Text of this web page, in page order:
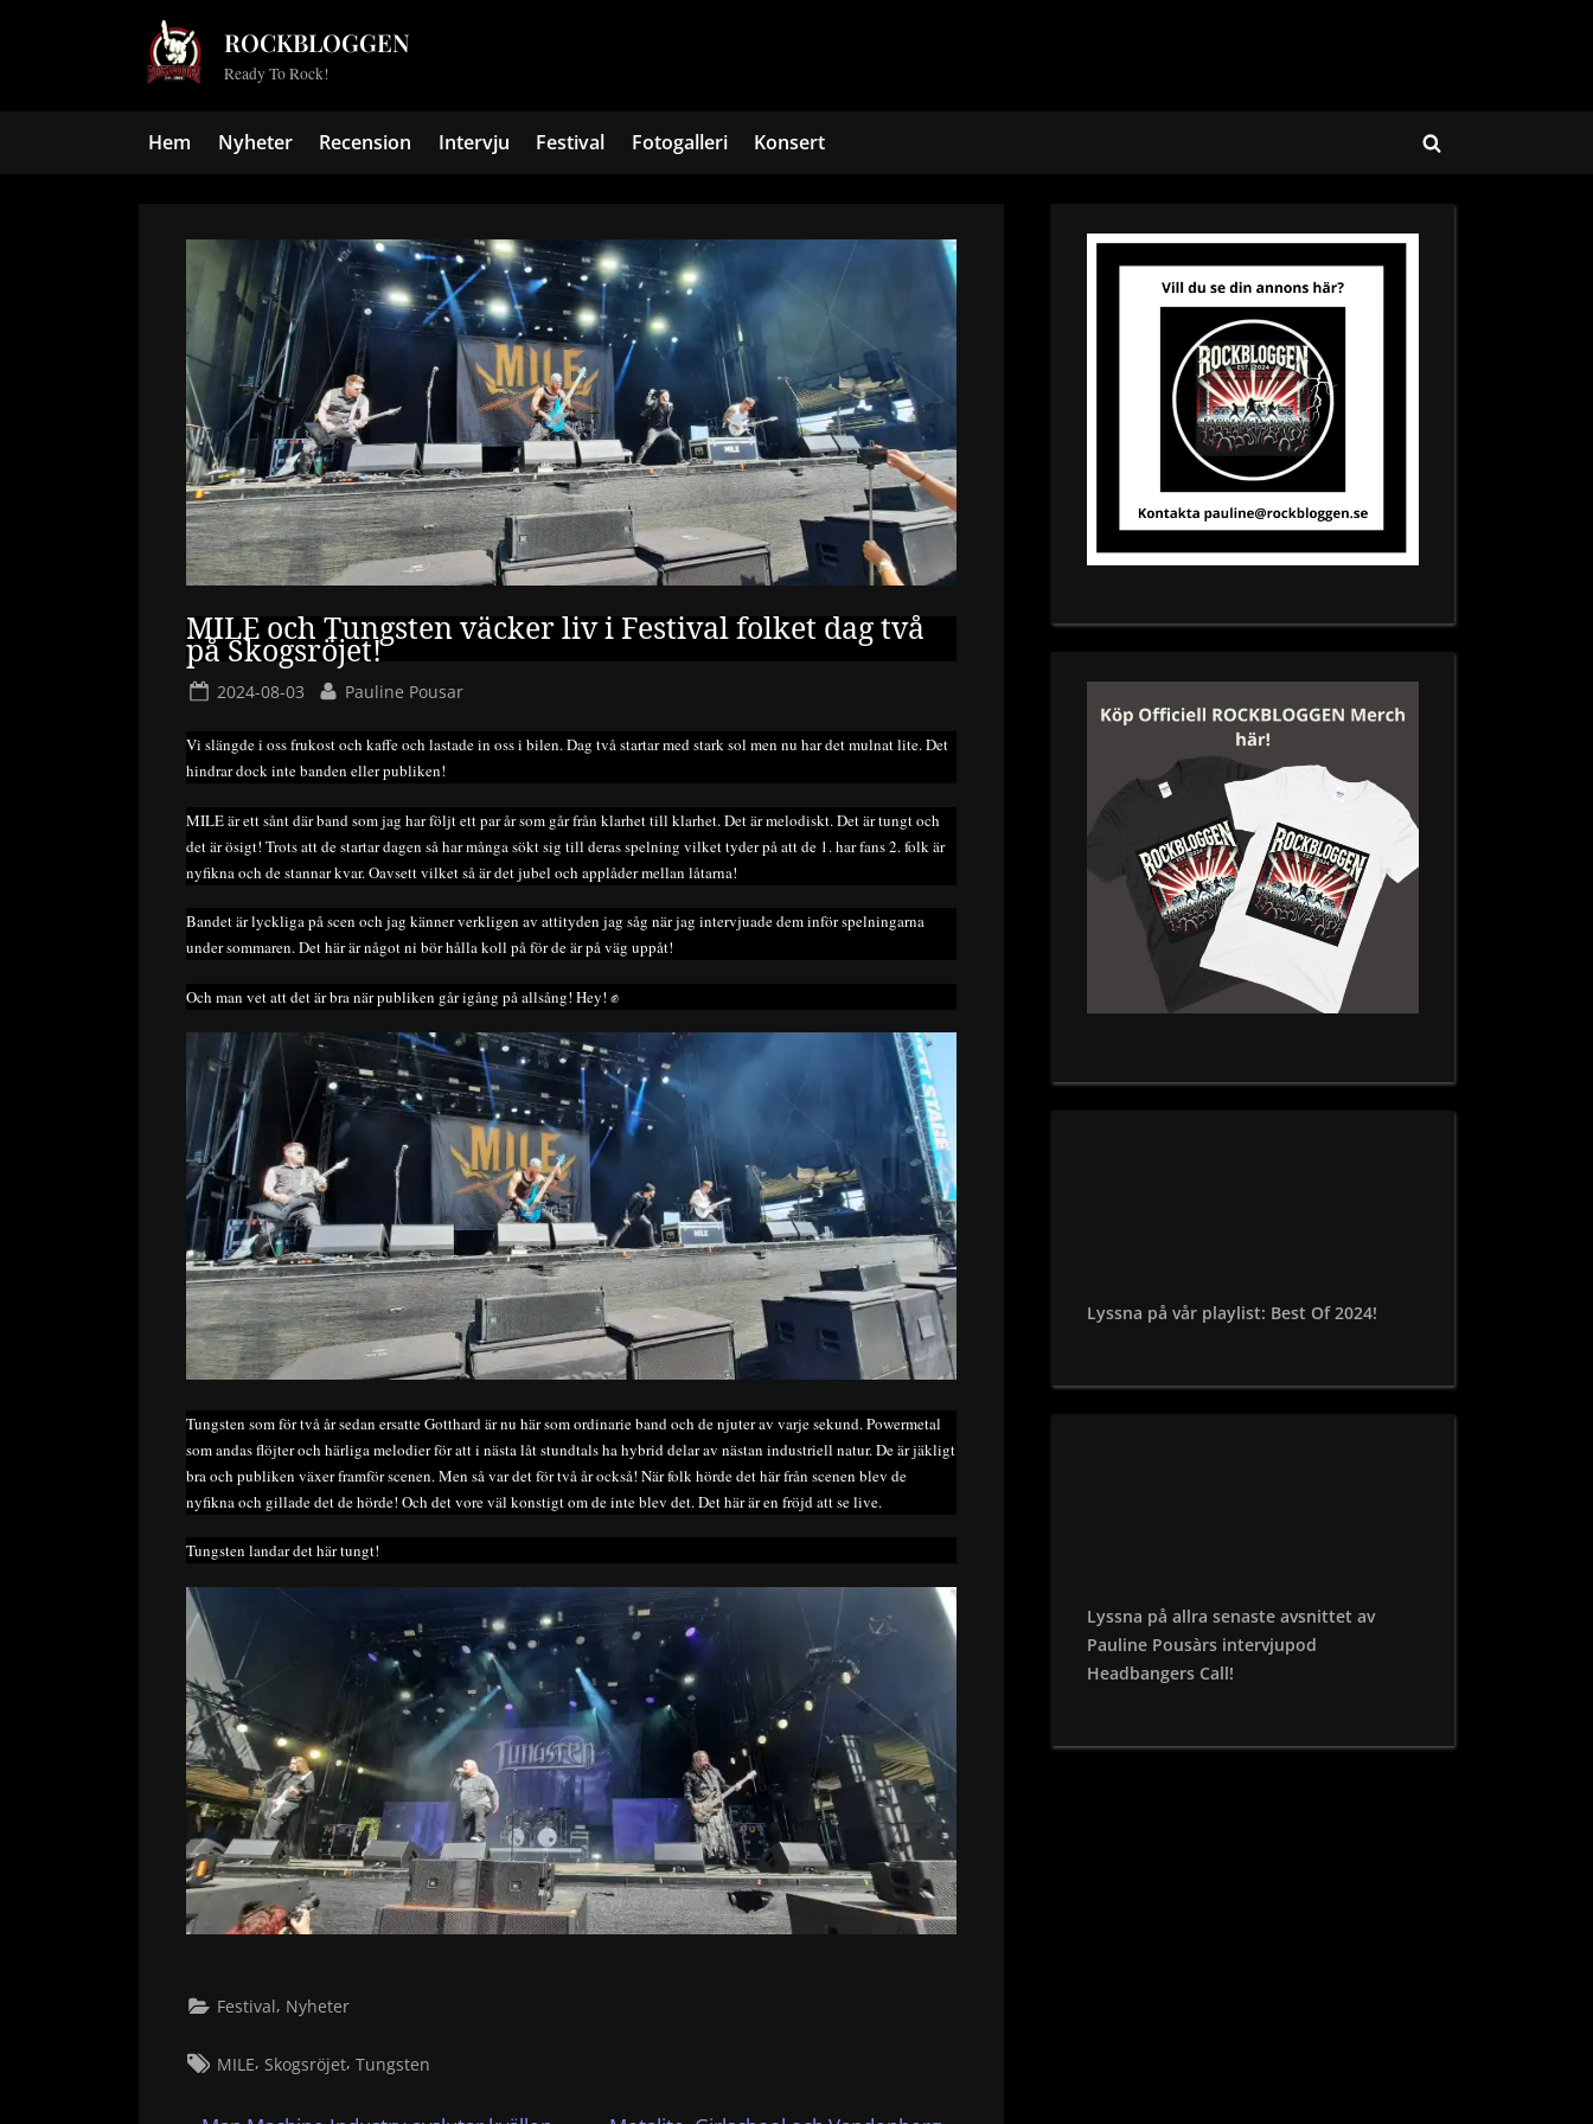
ROCKBLOGGEN
Ready To Rock!
Hem Nyheter Recension Intervju Festival Fotogalleri Konsert
Toggle
MILE och Tungsten väcker liv i Festival folket dag två
på Skogsröjet!
Posted
2024-08-03 By
Pauline Pousar
Vi slängde i oss frukost och kaffe och lastade in oss i bilen. Dag två startar med stark sol men nu har det mulnat lite. Det
hindrar dock inte banden eller publiken!
MILE är ett sånt där band som jag har följt ett par år som går från klarhet till klarhet. Det är melodiskt. Det är tungt och
det är ösigt! Trots att de startar dagen så har många sökt sig till deras spelning vilket tyder på att de 1. har fans 2. folk är
nyfikna och de stannar kvar. Oavsett vilket så är det jubel och applåder mellan låtarna!
Bandet är lyckliga på scen och jag känner verkligen av attityden jag såg när jag intervjuade dem inför spelningarna
under sommaren. Det här är något ni bör hålla koll på för de är på väg uppåt!
Och man vet att det är bra när publiken går igång på allsång! Hey! ✊
Tungsten som för två år sedan ersatte Gotthard är nu här som ordinarie band och de njuter av varje sekund. Powermetal
som andas flöjter och härliga melodier för att i nästa låt stundtals ha hybrid delar av nästan industriell natur. De är jäkligt
bra och publiken växer framför scenen. Men så var det för två år också! När folk hörde det här från scenen blev de
nyfikna och gillade det de hörde! Och det vore väl konstigt om de inte blev det. Det här är en fröjd att se live.
Tungsten landar det här tungt!
Festival, Nyheter
Tags:
MILE, Skogsröjet, Tungsten
Lyssna på vår playlist: Best Of 2024!
Lyssna på allra senaste avsnittet av
Pauline Pousàrs intervjupod
Headbangers Call!